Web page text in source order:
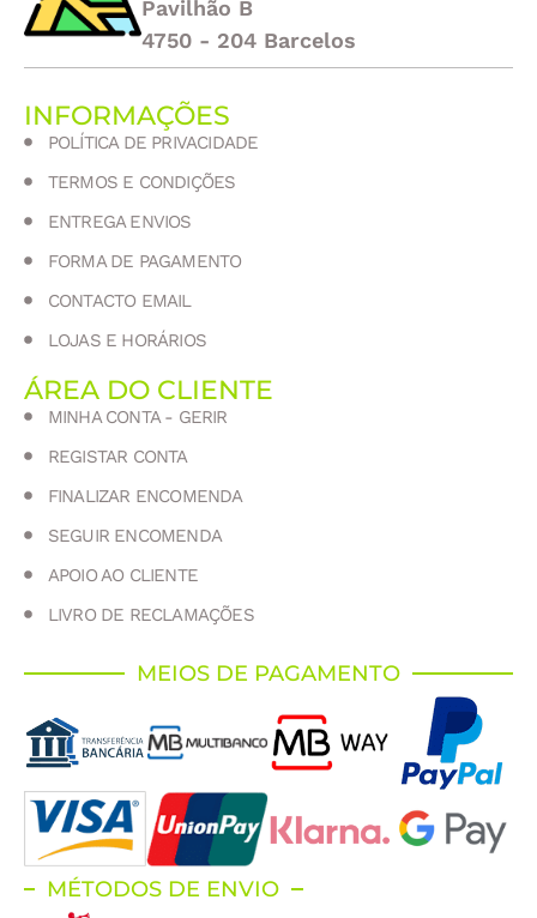
Pavilhão B
4750 - 204 Barcelos
INFORMAÇÕES
POLÍTICA DE PRIVACIDADE
TERMOS E CONDIÇÕES
ENTREGA ENVIOS
FORMA DE PAGAMENTO
CONTACTO EMAIL
LOJAS E HORÁRIOS
ÁREA DO CLIENTE
MINHA CONTA - GERIR
REGISTAR CONTA
FINALIZAR ENCOMENDA
SEGUIR ENCOMENDA
APOIO AO CLIENTE
LIVRO DE RECLAMAÇÕES
MEIOS DE PAGAMENTO
MÉTODOS DE ENVIO